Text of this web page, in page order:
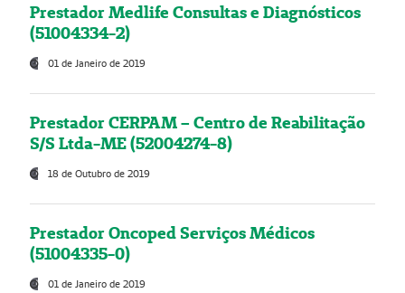
Prestador Medlife Consultas e Diagnósticos
(51004334-2)
01 de Janeiro de 2019
Prestador CERPAM – Centro de Reabilitação
S/S Ltda-ME (52004274-8)
18 de Outubro de 2019
Prestador Oncoped Serviços Médicos
(51004335-0)
01 de Janeiro de 2019